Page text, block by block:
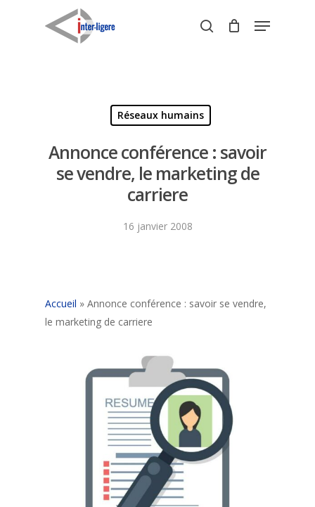
search
Menu
Réseaux humains
Annonce conférence : savoir
se vendre, le marketing de
carriere
16 janvier 2008
Accueil » Annonce conférence : savoir se vendre,
le marketing de carriere